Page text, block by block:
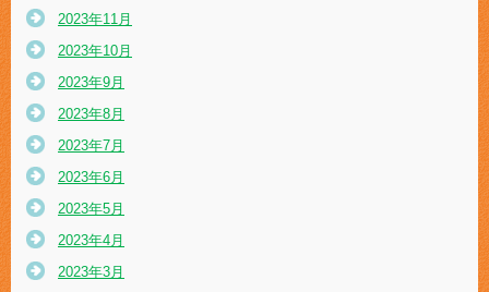
2023年11月
2023年10月
2023年9月
2023年8月
2023年7月
2023年6月
2023年5月
2023年4月
2023年3月